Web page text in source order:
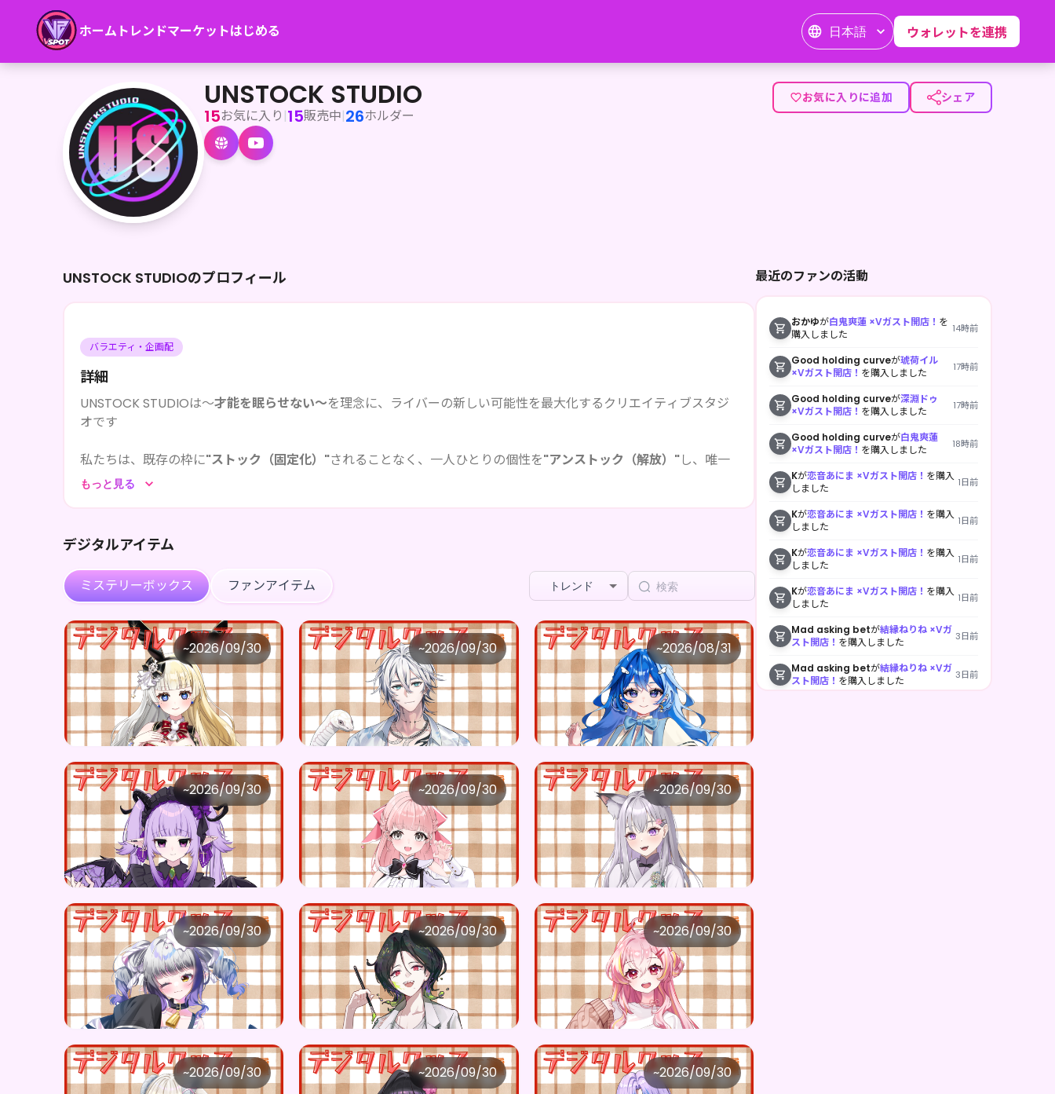
ホーム トレンドマーケットはじめる 日本語 ウォレットを連携
UNSTOCK STUDIO
<p>UNSTOCK STUDIOは〜<strong>才能を眠らせない〜</strong>を理念に、ライバーの新しい可能性を最大化するクリエイティブスタジオです</p><p><br></p><p>私たちは、
UNSTOCK STUDIO
15お気に入り |15販売中|26ホルダー
お気に入りに追加 シェア
UNSTOCK STUDIOのプロフィール
バラエティ・企画配
詳細
UNSTOCK STUDIOは〜才能を眠らせない〜を理念に、ライバーの新しい可能性を最大化するクリエイティブスタジ
オです
私たちは、既存の枠に"ストック（固定化）"されることなく、一人ひとりの個性を"アンストック（解放）"し、唯一
無二の表現を届けます。
もっと見る
デジタルアイテム
ミステリーボックス ファンアイテム トレンド
~2026/09/30
UNSTOCK STUDIO
あんな ×Vガスト開店！
価格
¥1,100 購入はこちら
~2026/09/30
UNSTOCK STUDIO
白鬼爽蓮 ×Vガスト開店！
価格
¥1,100 購入はこちら
~2026/08/31
UNSTOCK STUDIO
心羽 ×Vガスト開店！
価格
¥1,100 購入はこちら
~2026/09/30
UNSTOCK STUDIO
魔酔わぁ ×Vガスト開店！
価格
¥1,100 購入はこちら
~2026/09/30
UNSTOCK STUDIO
恋音あにま ×Vガスト開店！
価格
¥1,100 購入はこちら
~2026/09/30
UNSTOCK STUDIO
大狼りこる ×Vガスト開店！
価格
¥1,100 購入はこちら
~2026/09/30
UNSTOCK STUDIO
琥荷イル ×Vガスト開店！
価格
¥1,100 購入はこちら
~2026/09/30
UNSTOCK STUDIO
深淵ドゥ ×Vガスト開店！
価格
¥1,100 購入はこちら
~2026/09/30
UNSTOCK STUDIO
結縁ねりね ×Vガスト開店！
価格
¥1,100 購入はこちら
~2026/09/30
UNSTOCK STUDIO
紡夢ましゅ ×Vガスト開店！
~2026/09/30
UNSTOCK STUDIO
福子姫桜幸 ×Vガスト開店！
~2026/09/30
UNSTOCK STUDIO
ねむくん ×Vガスト開店！
最近のファンの活動
おかゆが白鬼爽蓮 ×Vガスト開店！ を
購入しました
14時前
Good holding curveが琥荷イル
×Vガスト開店！ を購入しました 17時前
Good holding curveが深淵ドゥ
×Vガスト開店！ を購入しました 17時前
Good holding curveが白鬼爽蓮
×Vガスト開店！ を購入しました 18時前
Kが恋音あにま ×Vガスト開店！ を購入
しました
1日前
Kが恋音あにま ×Vガスト開店！ を購入
しました
1日前
Kが恋音あにま ×Vガスト開店！ を購入
しました
1日前
Kが恋音あにま ×Vガスト開店！ を購入
しました
1日前
Mad asking betが結縁ねりね ×Vガ
スト開店！ を購入しました 3日前
Mad asking betが結縁ねりね ×Vガ
スト開店！ を購入しました 3日前